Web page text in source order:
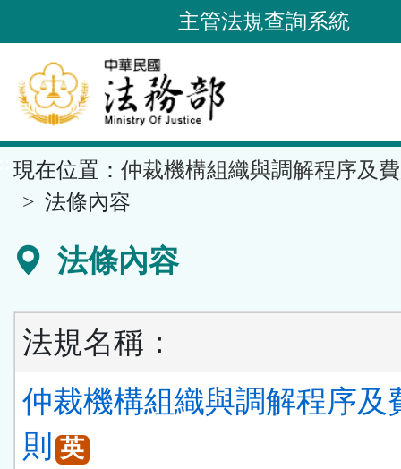
到
要
內
容
區
塊
主管法規查詢系統
現在位置： 仲裁機構組織與調解程序及
法條內容
法條內容
法規名稱：
仲裁機構組織與調解程序及
則 英